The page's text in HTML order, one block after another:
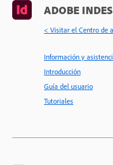
ADOBE
< Visitar el Centro de
Información y
Introducción
Guía del usuario
Tutoriales